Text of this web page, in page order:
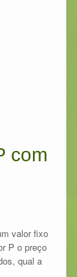
com
valor fixo
P o preço
qual a